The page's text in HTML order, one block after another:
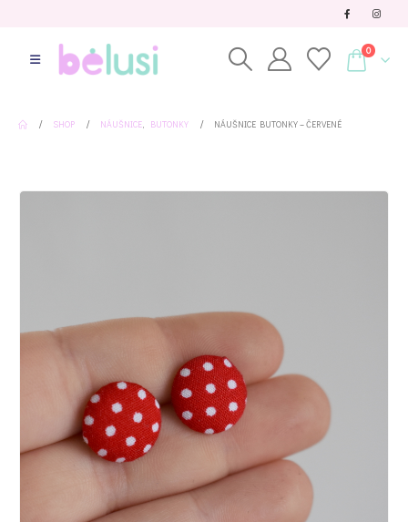
0
SHOP NÁUŠNICE, BUTONKY NÁUŠNICE BUTONKY – ČERVENÉ